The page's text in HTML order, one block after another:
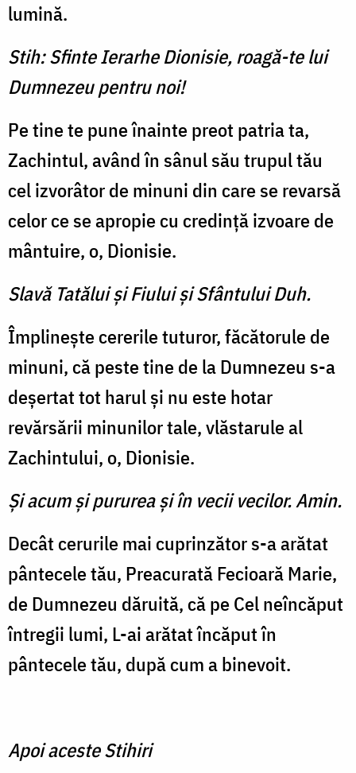
lumină.
Stih: Sfinte Ierarhe Dionisie, roagă-te lui
Dumnezeu pentru noi!
Pe tine te pune înainte preot patria ta,
Zachintul, având în sânul său trupul tău
cel izvorâtor de minuni din care se revarsă
celor ce se apropie cu credință izvoare de
mântuire, o, Dionisie.
Slavă Tatălui şi Fiului şi Sfântului Duh.
Împlinește cererile tuturor, făcătorule de
minuni, că peste tine de la Dumnezeu s-a
deșertat tot harul și nu este hotar
revărsării minunilor tale, vlăstarule al
Zachintului, o, Dionisie.
Şi acum şi pururea şi în vecii vecilor. Amin.
Decât cerurile mai cuprinzător s-a arătat
pântecele tău, Preacurată Fecioară Marie,
de Dumnezeu dăruită, că pe Cel neîncăput
întregii lumi, L-ai arătat încăput în
pântecele tău, după cum a binevoit.
Apoi aceste Stihiri